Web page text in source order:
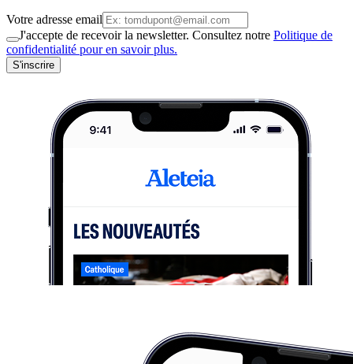
Votre adresse email
J'accepte de recevoir la newsletter. Consultez notre Politique de
confidentialité pour en savoir plus.
S'inscrire